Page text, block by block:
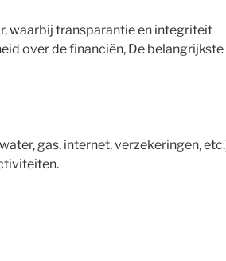
waarbij transparantie en integriteit
over de financiën, De belangrijkste
gas, internet, verzekeringen,